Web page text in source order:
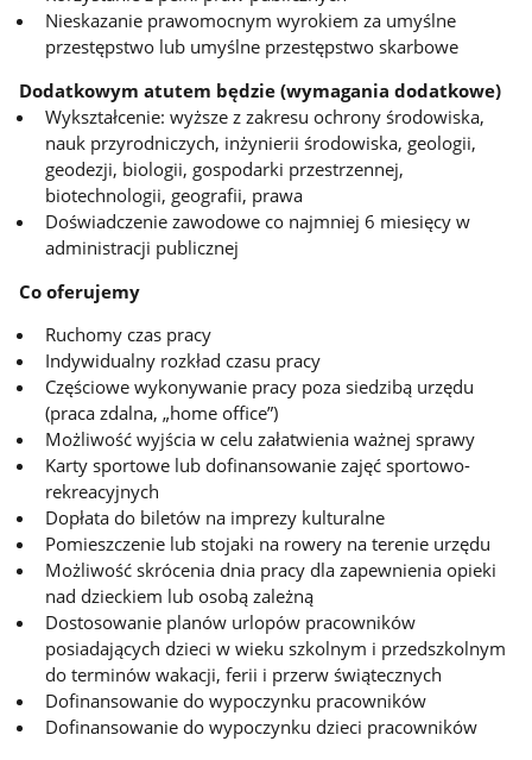
Nieskazanie prawomocnym wyrokiem za umyślne
przestępstwo lub umyślne przestępstwo skarbowe
Dodatkowym atutem będzie (wymagania dodatkowe)
Wykształcenie: wyższe z zakresu ochrony środowiska,
nauk przyrodniczych, inżynierii środowiska, geologii,
geodezji, biologii, gospodarki przestrzennej,
biotechnologii, geografii, prawa
Doświadczenie zawodowe co najmniej 6 miesięcy w
administracji publicznej
Co oferujemy
Ruchomy czas pracy
Indywidualny rozkład czasu pracy
Częściowe wykonywanie pracy poza siedzibą urzędu
(praca zdalna, „home office”)
Możliwość wyjścia w celu załatwienia ważnej sprawy
Karty sportowe lub dofinansowanie zajęć sportowo-
rekreacyjnych
Dopłata do biletów na imprezy kulturalne
Pomieszczenie lub stojaki na rowery na terenie urzędu
Możliwość skrócenia dnia pracy dla zapewnienia opieki
nad dzieckiem lub osobą zależną
Dostosowanie planów urlopów pracowników
posiadających dzieci w wieku szkolnym i przedszkolnym
do terminów wakacji, ferii i przerw świątecznych
Dofinansowanie do wypoczynku pracowników
Dofinansowanie do wypoczynku dzieci pracowników